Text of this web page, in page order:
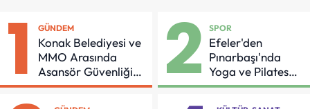
1 GÜNDEM
Konak Belediyesi ve
MMO Arasında
Asansör Güvenliği
İçin Önemli Protokol
2 SPOR
Efeler'den
Pınarbaşı'nda
Yoga ve Pilates
Buluşması